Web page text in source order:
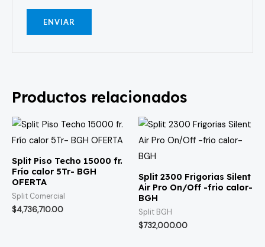
Productos relacionados
Split Piso Techo 15000 fr.
Frío calor 5Tr- BGH
OFERTA
Split Comercial
$4,736,710.00
Split 2300 Frigorias Silent
Air Pro On/Off -frio calor-
BGH
Split BGH
$732,000.00